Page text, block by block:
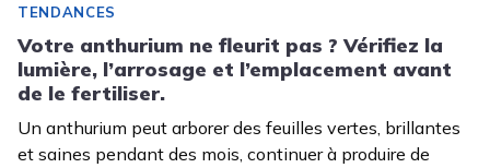
TENDANCES
Votre anthurium ne fleurit pas ? Vérifiez la
lumière, l’arrosage et l’emplacement avant
de le fertiliser.
Un anthurium peut arborer des feuilles vertes, brillantes
et saines pendant des mois, continuer à produire de